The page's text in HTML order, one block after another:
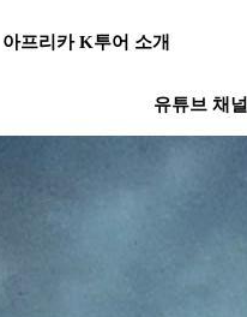
아프리카 K투어 소개
유튜브 채널